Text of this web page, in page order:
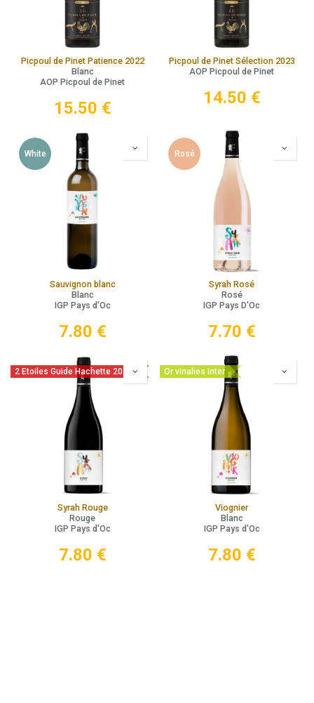
Picpoul de Pinet Patience 2022
Blanc
AOP Picpoul de Pinet
15.50 €
Picpoul de Pinet Sélection 2023
AOP Picpoul de Pinet
14.50 €
White
Sauvignon blanc
Blanc
IGP Pays d'Oc
7.80 €
Rosé
Syrah Rosé
Rosé
IGP Pays D'Oc
7.70 €
2 Etoiles Guide Hachette 2026
Syrah Rouge
Rouge
IGP Pays d'Oc
7.80 €
Or vinalies inter
Viognier
Blanc
IGP Pays d'Oc
7.80 €